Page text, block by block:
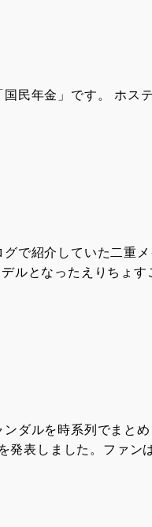
民年金」です。 ホス
で紹介していた二重
ルとなったえりちょ
ダルを時系列でまと
発表しました。ファ